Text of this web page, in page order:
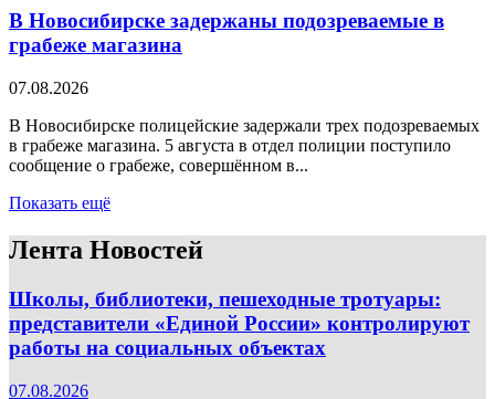
В Новосибирске задержаны подозреваемые в
грабеже магазина
07.08.2026
В Новосибирске полицейские задержали трех подозреваемых
в грабеже магазина. 5 августа в отдел полиции поступило
сообщение о грабеже, совершённом в...
Показать ещё
Лента Новостей
Школы, библиотеки, пешеходные тротуары:
представители «Единой России» контролируют
работы на социальных объектах
07.08.2026